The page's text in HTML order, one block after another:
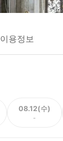
이용정보
08.12(수)
-